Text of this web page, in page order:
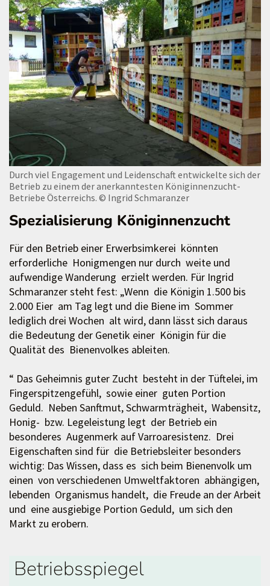
Durch viel Engagement und Leidenschaft entwickelte sich der
Betrieb zu einem der anerkanntesten Königinnenzucht-
Betriebe Österreichs. © Ingrid Schmaranzer
Spezialisierung Königinnenzucht
Für den Betrieb einer Erwerbsimkerei könnten
erforderliche Honigmengen nur durch weite und
aufwendige Wanderung erzielt werden. Für Ingrid
Schmaranzer steht fest: „Wenn die Königin 1.500 bis
2.000 Eier am Tag legt und die Biene im Sommer
lediglich drei Wochen alt wird, dann lässt sich daraus
die Bedeutung der Genetik einer Königin für die
Qualität des Bienenvolkes ableiten.
“ Das Geheimnis guter Zucht besteht in der Tüftelei, im
Fingerspitzengefühl, sowie einer guten Portion
Geduld. Neben Sanftmut, Schwarmträgheit, Wabensitz,
Honig- bzw. Legeleistung legt der Betrieb ein
besonderes Augenmerk auf Varroaresistenz. Drei
Eigenschaften sind für die Betriebsleiter besonders
wichtig: Das Wissen, dass es sich beim Bienenvolk um
einen von verschiedenen Umweltfaktoren abhängigen,
lebenden Organismus handelt, die Freude an der Arbeit
und eine ausgiebige Portion Geduld, um sich den
Markt zu erobern.
Betriebsspiegel